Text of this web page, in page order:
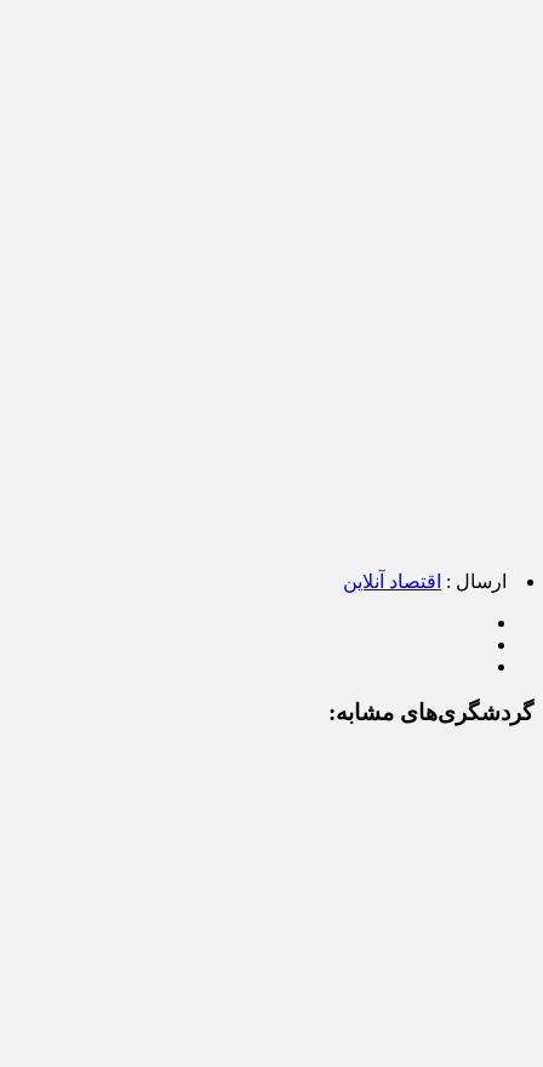
ارسال : اقتصاد آنلاین
گردشگری‌های مشابه: